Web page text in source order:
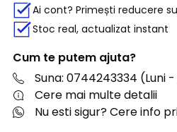
Ai cont? Primești reducere
Stoc real, actualizat instant
Cum te putem ajuta?
Suna: 0744243334 (Luni
Cere mai multe detalii
Nu esti sigur? Cere info